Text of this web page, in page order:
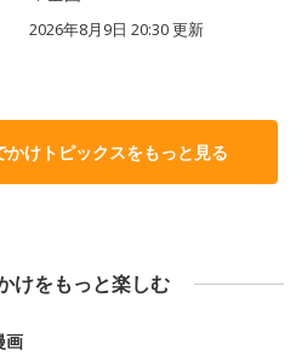
2026年8月9日 20:30更新
けトピックスをもっと見る
けをもっと楽しむ
画